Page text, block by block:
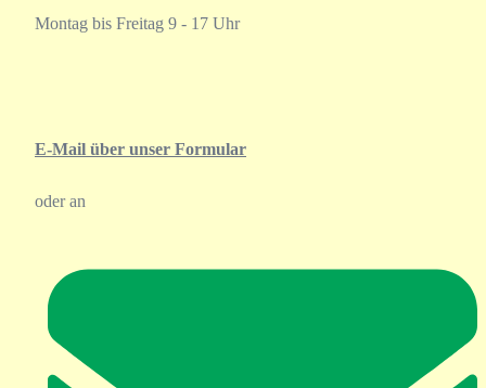
Montag bis Freitag 9 - 17 Uhr
E-Mail über unser Formular
oder an